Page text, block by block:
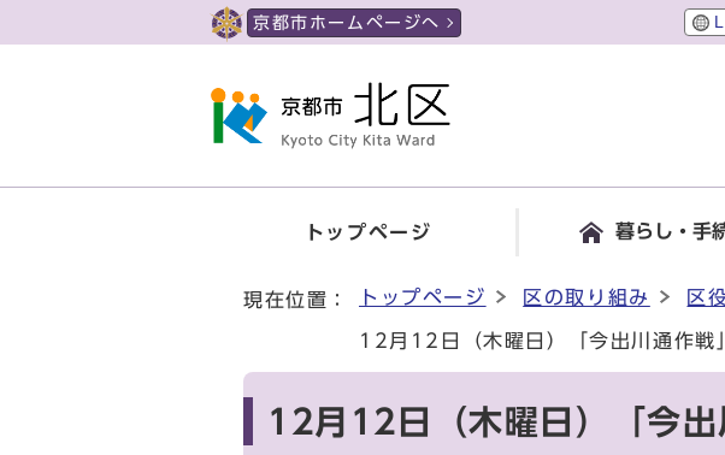
京都市ホームページへ
トップページ 暮らし・手
現在位置： トップページ 区の取り組み 区
12月12日（木曜日）「今出川通作戦
12月12日（木曜日）「今出